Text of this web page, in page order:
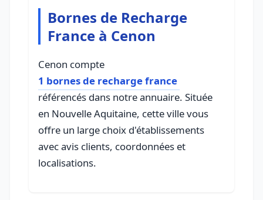
Bornes de Recharge
France à Cenon
Cenon compte
1 bornes de recharge france
référencés dans notre annuaire. Située
en Nouvelle Aquitaine, cette ville vous
offre un large choix d'établissements
avec avis clients, coordonnées et
localisations.